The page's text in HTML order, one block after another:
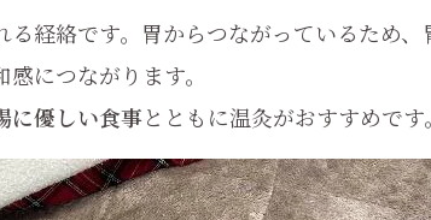
る経絡です。胃からつながっているため
につながります。
に優しい食事とともに温灸がおすすめです。